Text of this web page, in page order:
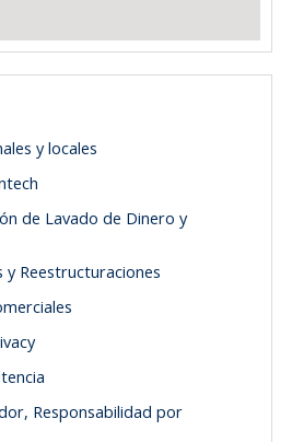
y locales
de Lavado de Dinero y
y Reestructuraciones
Responsabilidad por